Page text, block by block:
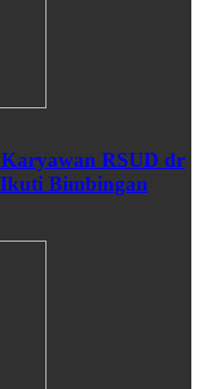
RSUD dr
Bimbingan